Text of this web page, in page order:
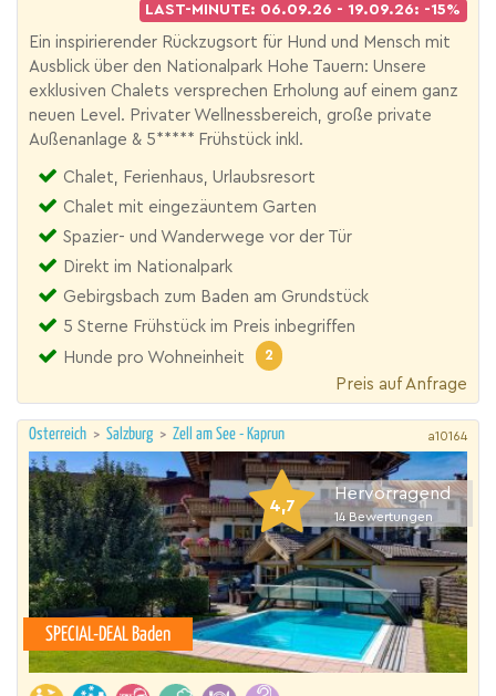
LAST-MINUTE: 06.09.26 - 19.09.26: -15%
Ein inspirierender Rückzugsort für Hund und Mensch mit
Ausblick über den Nationalpark Hohe Tauern: Unsere
exklusiven Chalets versprechen Erholung auf einem ganz
neuen Level. Privater Wellnessbereich, große private
Außenanlage & 5***** Frühstück inkl.
Chalet, Ferienhaus, Urlaubsresort
Chalet mit eingezäuntem Garten
Spazier- und Wanderwege vor der Tür
Direkt im Nationalpark
Gebirgsbach zum Baden am Grundstück
5 Sterne Frühstück im Preis inbegriffen
Hunde pro Wohneinheit
2
Preis auf Anfrage
Österreich > Salzburg > Zell am See - Kaprun a10164
4,7
Hervorragend
14 Bewertungen
SPECIAL-DEAL Baden